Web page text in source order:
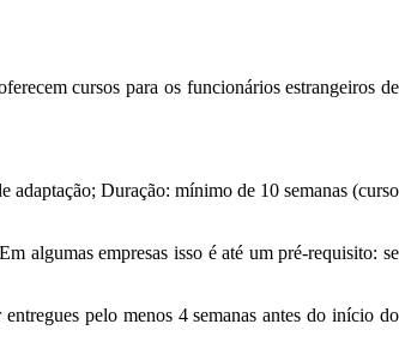
cursos para os funcionários estrangeiros de
Duração: mínimo de 10 semanas (curso
algumas empresas isso é até um pré-requisito: se
pelo menos 4 semanas antes do início do